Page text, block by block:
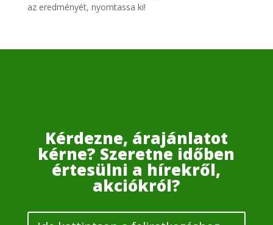
az eredményét, nyomtassa ki!
Kérdezne, árajánlatot
kérne? Szeretne időben
értesülni a hírekről,
akciókról?